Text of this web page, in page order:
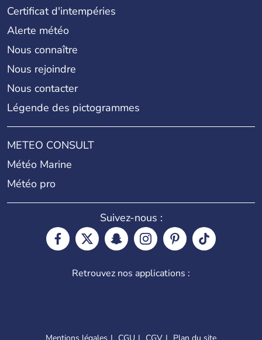
Certificat d'intempéries
Alerte météo
Nous connaître
Nous rejoindre
Nous contacter
Légende des pictogrammes
METEO CONSULT
Météo Marine
Météo pro
Suivez-nous :
Retrouvez nos applications :